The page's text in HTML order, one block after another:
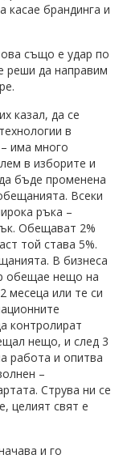
касае брандинга и
също е удар по
реши да направим
казал, да се
в
има много
в изборите и
бъде променена
Всеки
ръка –
Обещават 2%
той става 5%.
В бизнеса
обещае нещо на
месеца или те си
контролират
нещо, и след 3
работа и опитва
–
Струва ни се
целият свят е
и го